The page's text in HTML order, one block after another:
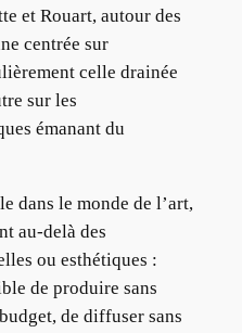
et Rouart, autour des
centrée sur
celle drainée
sur les
émanant du
dans le monde de l’art,
au-delà des
ou esthétiques :
de produire sans
de diffuser sans